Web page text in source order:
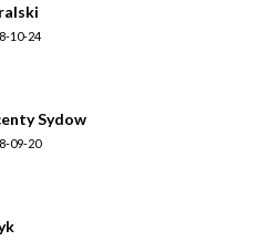
10-24
Sydow
09-20